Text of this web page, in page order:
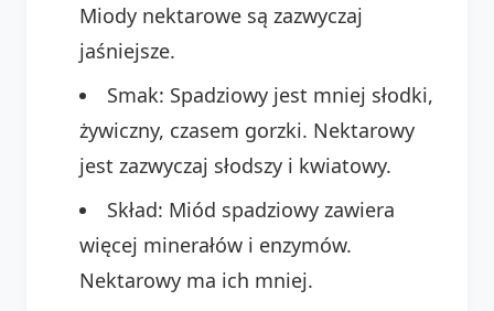
Miody nektarowe są zazwyczaj
jaśniejsze.
Smak: Spadziowy jest mniej słodki,
żywiczny, czasem gorzki. Nektarowy
jest zazwyczaj słodszy i kwiatowy.
Skład: Miód spadziowy zawiera
więcej minerałów i enzymów.
Nektarowy ma ich mniej.